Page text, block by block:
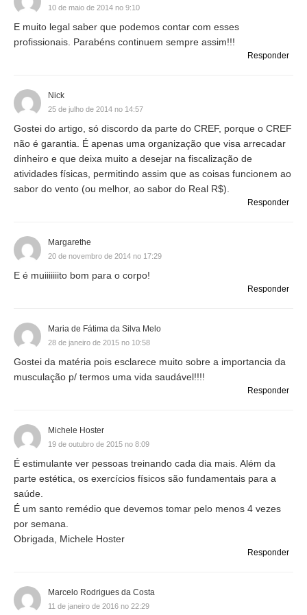
10 de maio de 2014 no 9:10
E muito legal saber que podemos contar com esses
profissionais. Parabéns continuem sempre assim!!!
Responder
Nick
25 de julho de 2014 no 14:57
Gostei do artigo, só discordo da parte do CREF, porque o CREF
não é garantia. É apenas uma organização que visa arrecadar
dinheiro e que deixa muito a desejar na fiscalização de
atividades físicas, permitindo assim que as coisas funcionem ao
sabor do vento (ou melhor, ao sabor do Real R$).
Responder
Margarethe
20 de novembro de 2014 no 17:29
E é muiiiiiiito bom para o corpo!
Responder
Maria de Fátima da Silva Melo
28 de janeiro de 2015 no 10:58
Gostei da matéria pois esclarece muito sobre a importancia da
musculação p/ termos uma vida saudável!!!!
Responder
Michele Hoster
19 de outubro de 2015 no 8:09
É estimulante ver pessoas treinando cada dia mais. Além da
parte estética, os exercícios físicos são fundamentais para a
saúde.
É um santo remédio que devemos tomar pelo menos 4 vezes
por semana.
Obrigada, Michele Hoster
Responder
Marcelo Rodrigues da Costa
11 de janeiro de 2016 no 22:29